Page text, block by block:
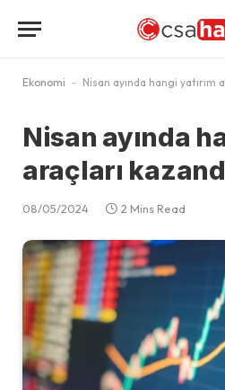
Ekonomi - Nisan ayında hangi yatırım
Nisan ayında
araçları
08/05/2024 2 Mins Read